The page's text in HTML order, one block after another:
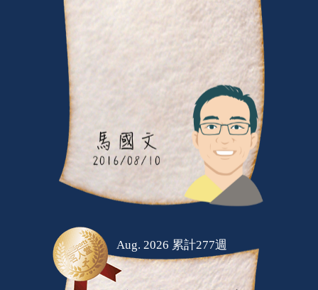
最遙遠的不是距離~而是放棄~